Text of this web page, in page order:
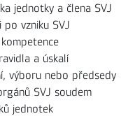
jednotky a člena SVJ
vzniku SVJ
a úskalí
výboru nebo předsedy
SVJ soudem
jednotek